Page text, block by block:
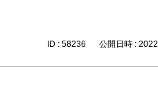
ID : 58236 公開日時 :